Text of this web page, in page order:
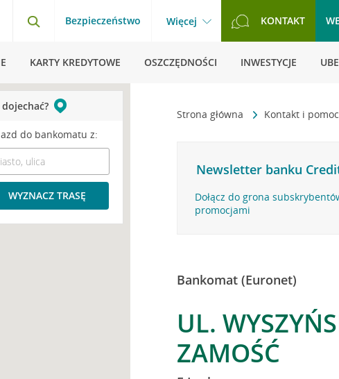
Bezpieczeństwo Więcej KONTAKT
KARTY KREDYTOWE OSZCZĘDNOŚCI INWESTYCJE
Strona główna Kontakt i pomoc
Newsletter banku
Dołącz do grona
promocjami
Bankomat (Euronet)
UL.
ZAMOŚĆ
dojechać?
do bankomatu z:
WYZNACZ TRASĘ